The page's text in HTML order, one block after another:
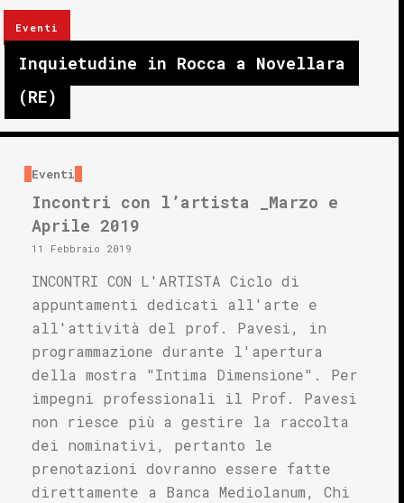
Eventi
Inquietudine in Rocca a Novellara
(RE)
Eventi
Incontri con l’artista _Marzo e
Aprile 2019
11 Febbraio 2019
INCONTRI CON L'ARTISTA Ciclo di
appuntamenti dedicati all'arte e
all'attività del prof. Pavesi, in
programmazione durante l'apertura
della mostra "Intima Dimensione". Per
impegni professionali il Prof. Pavesi
non riesce più a gestire la raccolta
dei nominativi, pertanto le
prenotazioni dovranno essere fatte
direttamente a Banca Mediolanum, Chi